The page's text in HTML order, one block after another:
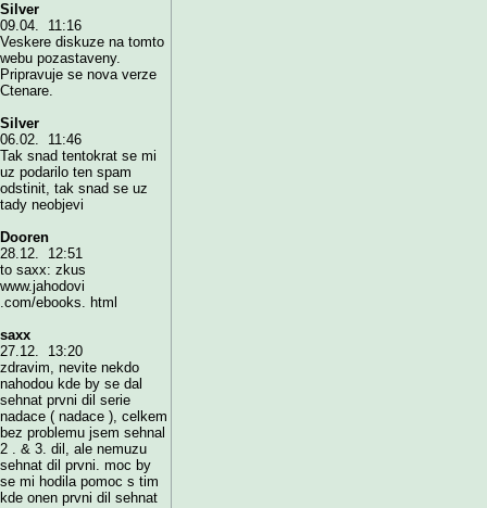
Silver
09.04. 11:16
Veskere diskuze na tomto
webu pozastaveny.
Pripravuje se nova verze
Ctenare.
Silver
06.02. 11:46
Tak snad tentokrat se mi
uz podarilo ten spam
odstinit, tak snad se uz
tady neobjevi
Dooren
28.12. 12:51
to saxx: zkus
www.jahodovi
.com/ebooks. html
saxx
27.12. 13:20
zdravim, nevite nekdo
nahodou kde by se dal
sehnat prvni dil serie
nadace ( nadace ), celkem
bez problemu jsem sehnal
2 . & 3. dil, ale nemuzu
sehnat dil prvni. moc by
se mi hodila pomoc s tim
kde onen prvni dil sehnat